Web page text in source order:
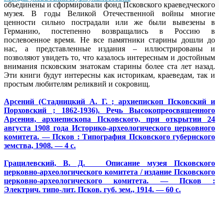
объединены и сформировали фонд Псковского краеведческого
музея. В годы Великой Отечественной войны многие
ценности сильно пострадали или же были вывезены в
Германию, постепенно возвращались в Россию в
послевоенное время. Не все памятники старины дошли до
нас, а представленные издания – иллюстрированы и
позволяют увидеть то, что казалось интересным и достойным
внимания псковским знатокам старины более ста лет назад.
Эти книги будут интересны как историкам, краеведам, так и
простым любителям реликвий и сокровищ.
Арсений (Стадницкий А. Г. ; архиепископ Псковский и
Порховский ; 1862-1936). Речь Высокопреосвященного
Арсения, архиепископа Псковского, при открытии 24
августа 1908 года Историко-археологического церковного
комитета. — Псков : Типография Псковского губернского
земства, 1908. — 4 с.
Грацилевский, В. Д. Описание музея Псковского
церковно-археологического комитета / издание Псковского
церковно-археологического комитета. — Псков :
Электрич. типо-лит. Псков. губ. зем., 1914. — 60 с.